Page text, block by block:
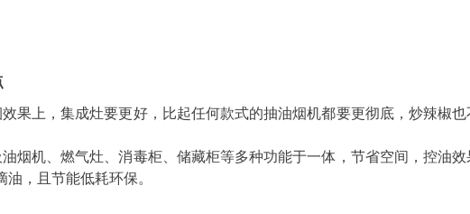
果上，集成灶要更好，比起任何款式的抽油烟机都要更彻底，炒辣椒也
烟机、燃气灶、消毒柜、储藏柜等多种功能于一体，节省空间，控油效
，且节能低耗环保。